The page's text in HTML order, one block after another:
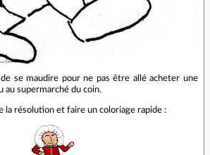
se maudire pour ne pas être allé acheter une
au supermarché du coin.
la résolution et faire un coloriage rapide :